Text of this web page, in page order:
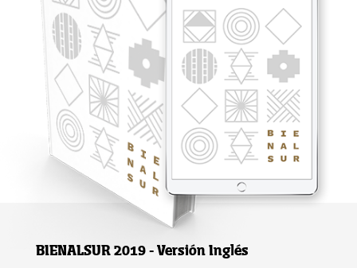
BIENALSUR 2019 - Versión Inglés